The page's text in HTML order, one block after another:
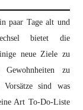
paar Tage alt und
bietet die
neue Ziele zu
zu
sind was
Art To-Do-Liste